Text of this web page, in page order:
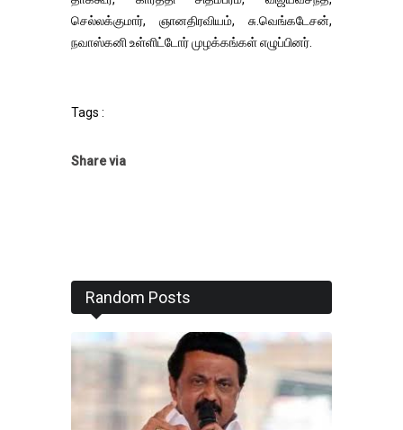
செல்லக்குமார், ஞானதிரவியம், சு.வெங்கடேசன்,
நவாஸ்கனி உள்ளிட்டோர் முழக்கங்கள் எழுப்பினர்.
Tags :
Share via
Random Posts